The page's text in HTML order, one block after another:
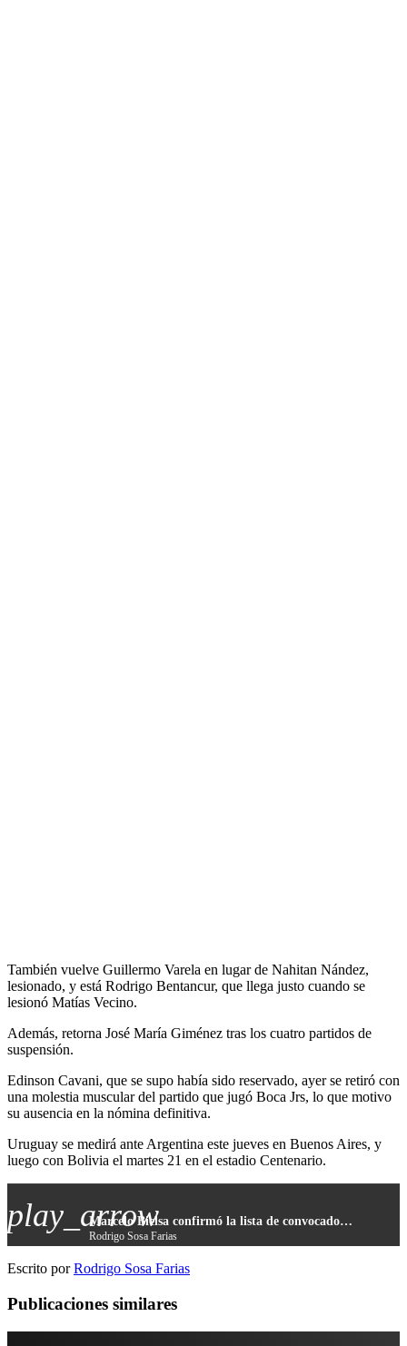
También vuelve Guillermo Varela en lugar de Nahitan Nández,
lesionado, y está Rodrigo Bentancur, que llega justo cuando se
lesionó Matías Vecino.
Además, retorna José María Giménez tras los cuatro partidos de
suspensión.
Edinson Cavani, que se supo había sido reservado, ayer se retiró con
una molestia muscular del partido que jugó Boca Jrs, lo que motivo
su ausencia en la nómina definitiva.
Uruguay se medirá ante Argentina este jueves en Buenos Aires, y
luego con Bolivia el martes 21 en el estadio Centenario.
play_arrow Marcelo Bielsa confirmó la lista de convocados con Suárez y sin Cavani
Rodrigo Sosa Farias
Escrito porRodrigo Sosa Farias
Publicaciones similares